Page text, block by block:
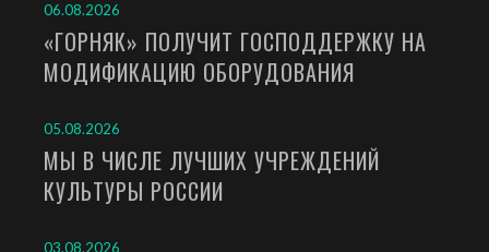
06.08.2026
«ГОРНЯК» ПОЛУЧИТ ГОСПОДДЕРЖКУ НА
МОДИФИКАЦИЮ ОБОРУДОВАНИЯ
05.08.2026
МЫ В ЧИСЛЕ ЛУЧШИХ УЧРЕЖДЕНИЙ
КУЛЬТУРЫ РОССИИ
03.08.2026